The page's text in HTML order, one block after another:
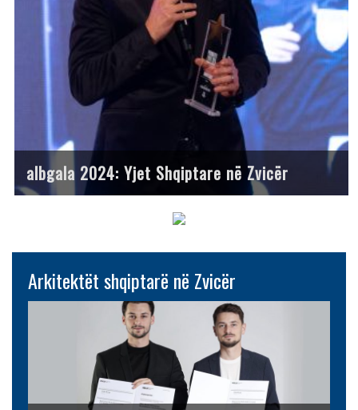
albgala 2024: Yjet Shqiptare në Zvicër
Arkitektët shqiptarë në Zvicër